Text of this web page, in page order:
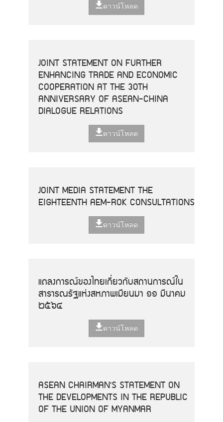
ดาวน์โหลด
JOINT STATEMENT ON FURTHER
ENHANCING TRADE AND ECONOMIC
COOPERATION AT THE 30TH
ANNIVERSARY OF ASEAN-CHINA
DIALOGUE RELATIONS
ดาวน์โหลด
JOINT MEDIA STATEMENT THE
EIGHTEENTH AEM-ROK CONSULTATIONS
ดาวน์โหลด
แถลงการณ์ของไทยเกี่ยวกับสถานการณ์ใน
สาธารณรัฐแห่งสหภาพเมียนมา ๑๑ มีนาคม
๒๕๖๔
ดาวน์โหลด
ASEAN CHAIRMAN'S STATEMENT ON
THE DEVELOPMENTS IN THE REPUBLIC
OF THE UNION OF MYANMAR